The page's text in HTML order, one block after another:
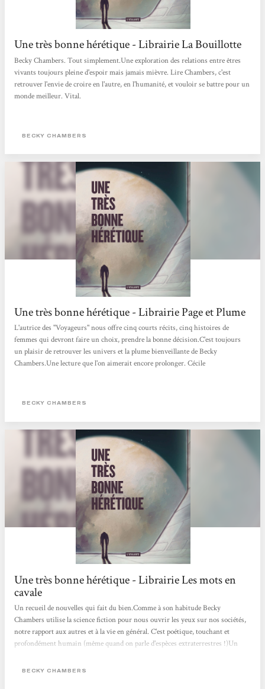
Une très bonne hérétique - Librairie La Bouillotte
Becky Chambers. Tout simplement.Une exploration des relations entre êtres
vivants toujours pleine d'espoir mais jamais mièvre. Lire Chambers, c'est
retrouver l'envie de croire en l'autre, en l'humanité, et vouloir se battre pour un
monde meilleur. Vital.
BECKY CHAMBERS
Une très bonne hérétique - Librairie Page et Plume
L'autrice des "Voyageurs" nous offre cinq courts récits, cinq histoires de
femmes qui devront faire un choix, prendre la bonne décision.C'est toujours
un plaisir de retrouver les univers et la plume bienveillante de Becky
Chambers.Une lecture que l'on aimerait encore prolonger. Cécile
BECKY CHAMBERS
Une très bonne hérétique - Librairie Les mots en
cavale
Un recueil de nouvelles qui fait du bien.Comme à son habitude Becky
Chambers utilise la science fiction pour nous ouvrir les yeux sur nos sociétés,
notre rapport aux autres et à la vie en général. C'est poétique, touchant et
profondément humain (même quand on parle d'espèces extraterrestres !)Un
BECKY CHAMBERS